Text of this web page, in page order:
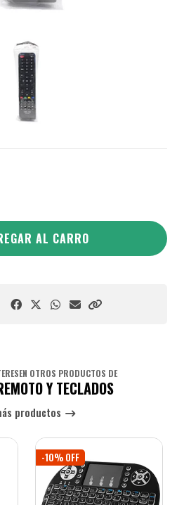
AL CARRO
OTROS PRODUCTOS DE
Y TECLADOS
productos
-10% OFF